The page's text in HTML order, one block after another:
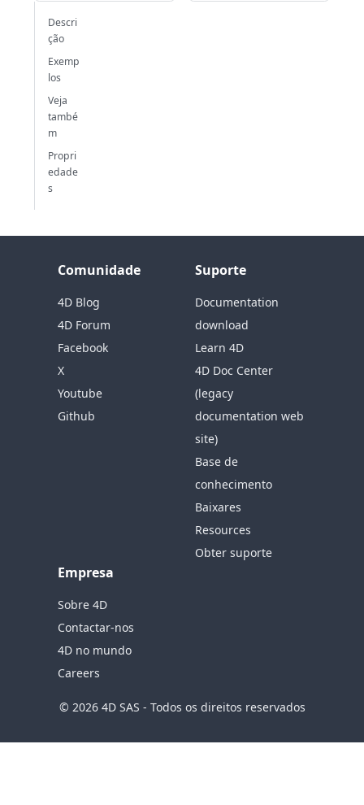
Descri
ção
Exemp
los
Veja
també
m
Propri
edade
s
Comunidade
4D Blog
4D Forum
Facebook
X
Youtube
Github
Suporte
Documentation
download
Learn 4D
4D Doc Center
(legacy
documentation web
site)
Base de
conhecimento
Baixares
Resources
Obter suporte
Empresa
Sobre 4D
Contactar-nos
4D no mundo
Careers
© 2026 4D SAS - Todos os direitos reservados